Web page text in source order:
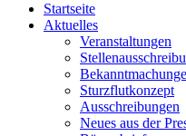
Startseite
Aktuelles
Veranstaltungen
Sturzflutkonzept
Ausschreibungen
Neues aus der